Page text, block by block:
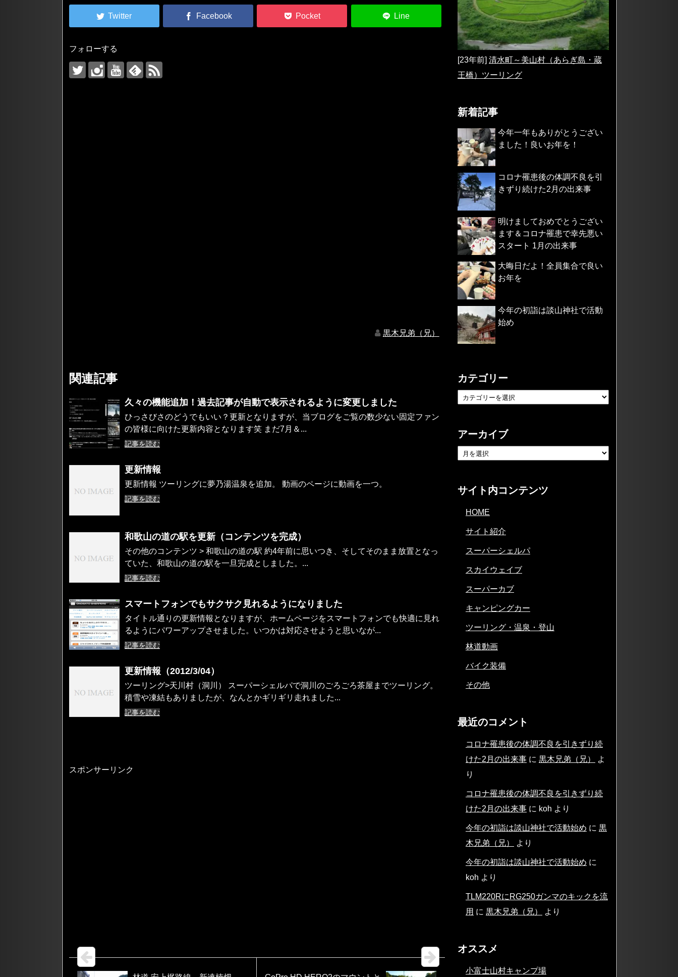
フォローする
黒木兄弟（兄）
関連記事
久々の機能追加！過去記事が自動で表示されるように変更しました
ひっさびさのどうでもいい？更新となりますが、当ブログをご覧の数少ない固定ファン
の皆様に向けた更新内容となります笑 まだ7月＆...
記事を読む
更新情報
更新情報 ツーリングに夢乃湯温泉を追加。 動画のページに動画を一つ。
記事を読む
和歌山の道の駅を更新（コンテンツを完成）
その他のコンテンツ > 和歌山の道の駅 約4年前に思いつき、そしてそのまま放置となっ
ていた、和歌山の道の駅を一旦完成としました。...
記事を読む
スマートフォンでもサクサク見れるようになりました
タイトル通りの更新情報となりますが、ホームページをスマートフォンでも快適に見れ
るようにパワーアップさせました。いつかは対応させようと思いなが...
記事を読む
更新情報（2012/3/04）
ツーリング>天川村（洞川） スーパーシェルパで洞川のごろごろ茶屋までツーリング。
積雪や凍結もありましたが、なんとかギリギリ走れました...
記事を読む
スポンサーリンク
[23年前] 清水町～美山村（あらぎ島・蔵
王橋）ツーリング
新着記事
今年一年もありがとうござい
ました！良いお年を！
コロナ罹患後の体調不良を引
きずり続けた2月の出来事
明けましておめでとうござい
ます＆コロナ罹患で幸先悪い
スタート 1月の出来事
大晦日だよ！全員集合で良い
お年を
今年の初詣は談山神社で活動
始め
カテゴリー
アーカイブ
サイト内コンテンツ
HOME
サイト紹介
スーパーシェルパ
スカイウェイブ
スーパーカブ
キャンピングカー
ツーリング・温泉・登山
林道動画
バイク装備
その他
最近のコメント
コロナ罹患後の体調不良を引きずり続
けた2月の出来事 に 黒木兄弟（兄）
よ
り
コロナ罹患後の体調不良を引きずり続
けた2月の出来事 に koh より
今年の初詣は談山神社で活動始め に 黒
木兄弟（兄）
より
今年の初詣は談山神社で活動始め に
koh より
TLM220RにRG250ガンマのキックを流
用 に 黒木兄弟（兄） より
オススメ
小富士山村キャンプ場